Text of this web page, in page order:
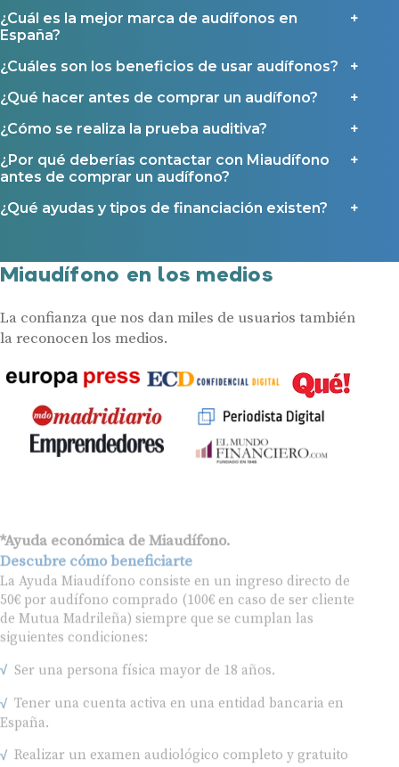
¿Cuál es la mejor marca de audífonos en
España?
¿Cuáles son los beneficios de usar audífonos?
¿Qué hacer antes de comprar un audífono?
¿Cómo se realiza la prueba auditiva?
¿Por qué deberías contactar con Miaudífono
antes de comprar un audífono?
¿Qué ayudas y tipos de financiación existen?
Miaudífono en los medios
La confianza que nos dan miles de usuarios también
la reconocen los medios.
*Ayuda económica de Miaudífono.
Descubre cómo beneficiarte
La Ayuda Miaudífono consiste en un ingreso directo de
50€ por audífono comprado (100€ en caso de ser cliente
de Mutua Madrileña) siempre que se cumplan las
siguientes condiciones:
Ser una persona física mayor de 18 años.
Tener una cuenta activa en una entidad bancaria en
España.
Realizar un examen audiológico completo y gratuito
Ayuda Miaudífono hasta 200€*
Ayudas para audífonos en Castilla-La Mancha
Ayudas para audífonos en Andalucía
Ayudas para audífonos en Galicia
Ayudas y subvenciones en Asturias
Contacto